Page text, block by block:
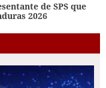
de SPS que
2026